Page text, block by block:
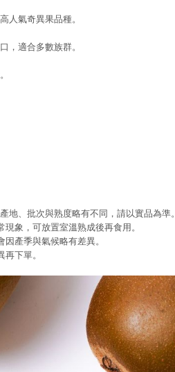
人氣奇異果品種。
，適合多數族群。
地、批次與熟度略有不同，請以實品為準。
象，可放置室溫熟成後再食用。
產季與氣候略有差異。
下單。